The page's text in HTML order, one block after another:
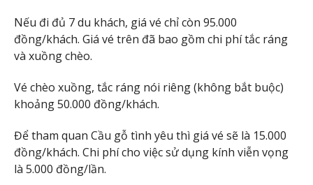
Nếu đi đủ 7 du khách, giá vé chỉ còn 95.000
đồng/khách. Giá vé trên đã bao gồm chi phí tắc ráng
và xuồng chèo.
Vé chèo xuồng, tắc ráng nói riêng (không bắt buộc)
khoảng 50.000 đồng/khách.
Để tham quan Cầu gỗ tình yêu thì giá vé sẽ là 15.000
đồng/khách. Chi phí cho việc sử dụng kính viễn vọng
là 5.000 đồng/lần.